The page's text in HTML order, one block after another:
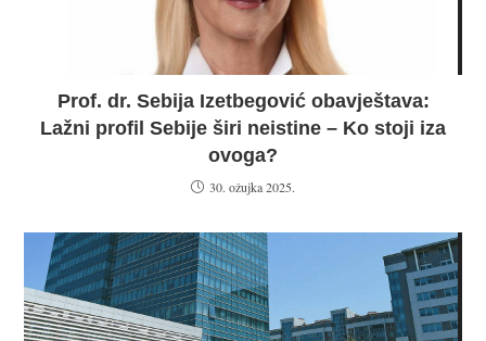
Prof. dr. Sebija Izetbegović obavještava:
Lažni profil Sebije širi neistine – Ko stoji iza
ovoga?
30. ožujka 2025.